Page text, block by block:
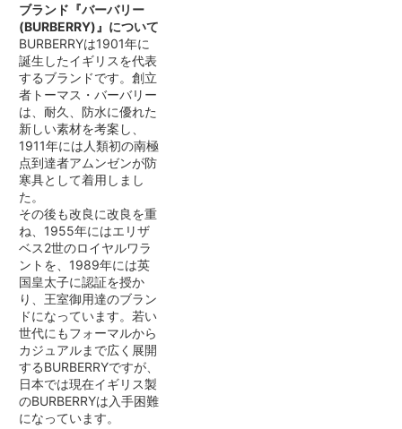
ブランド『バーバリー
(BURBERRY)』について
BURBERRYは1901年に
誕生したイギリスを代表
するブランドです。創立
者トーマス・バーバリー
は、耐久、防水に優れた
新しい素材を考案し、
1911年には人類初の南極
点到達者アムンゼンが防
寒具として着用しまし
た。
その後も改良に改良を重
ね、1955年にはエリザ
ベス2世のロイヤルワラ
ントを、1989年には英
国皇太子に認証を授か
り、王室御用達のブラン
ドになっています。若い
世代にもフォーマルから
カジュアルまで広く展開
するBURBERRYですが、
日本では現在イギリス製
のBURBERRYは入手困難
になっています。